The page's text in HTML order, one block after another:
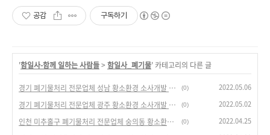
공감 구독하기
'함일사-함께 일하는 사람들> 함일사_폐기물' 카테고리의 다른 글
경기 폐기물처리 전문업체 성남 황소환경 소사개발 지하주차장 폐기물처리 작업 (0) 2022.05.06
경기 폐기물처리 전문업체 광주 황소환경 소사개발 가정집 폐기물처리 현장 작업일지 (0) 2022.05.02
인천 미추홀구 폐기물처리 전문업체 숭의동 황소환경 소사개발 가정집 폐기물처리 작업일지 (0) 2022.04.25